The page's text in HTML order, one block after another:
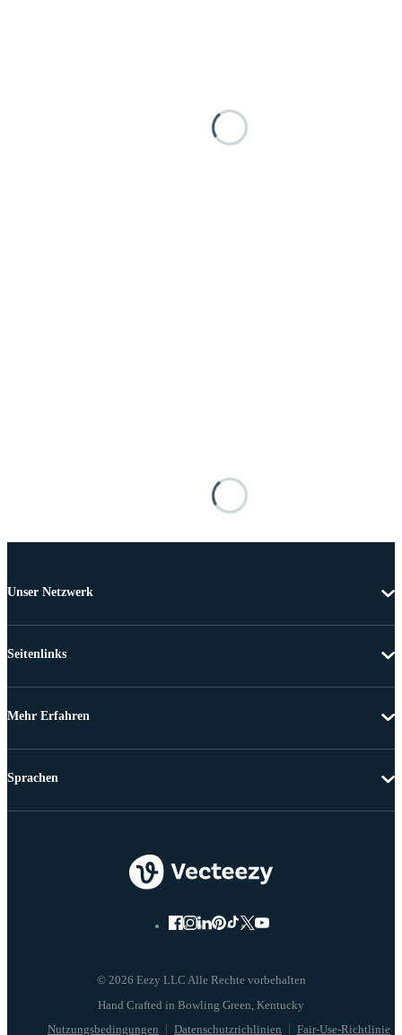
Unser Netzwerk
Seitenlinks
Mehr Erfahren
© 2026 Eezy LLC Alle Rechte vorbehalten
Nutzungsbedingungen Datenschutzrichlinien Fair-Use-Richtlinie
Sprachen